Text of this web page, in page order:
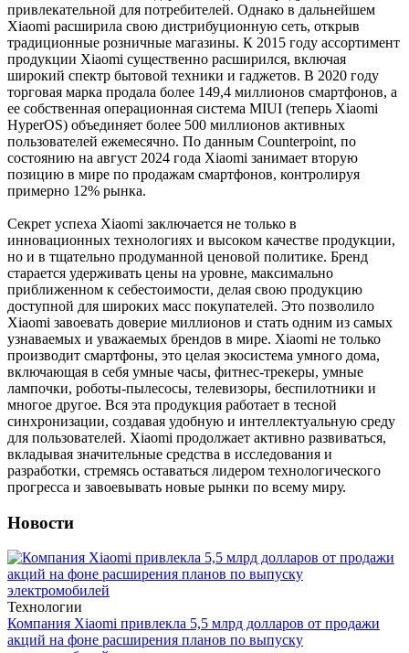
привлекательной для потребителей. Однако в дальнейшем
Xiaomi расширила свою дистрибуционную сеть, открыв
традиционные розничные магазины. К 2015 году ассортимент
продукции Xiaomi существенно расширился, включая
широкий спектр бытовой техники и гаджетов. В 2020 году
торговая марка продала более 149,4 миллионов смартфонов, а
ее собственная операционная система MIUI (теперь Xiaomi
HyperOS) объединяет более 500 миллионов активных
пользователей ежемесячно. По данным Counterpoint, по
состоянию на август 2024 года Xiaomi занимает вторую
позицию в мире по продажам смартфонов, контролируя
примерно 12% рынка.
Секрет успеха Xiaomi заключается не только в
инновационных технологиях и высоком качестве продукции,
но и в тщательно продуманной ценовой политике. Бренд
старается удерживать цены на уровне, максимально
приближенном к себестоимости, делая свою продукцию
доступной для широких масс покупателей. Это позволило
Xiaomi завоевать доверие миллионов и стать одним из самых
узнаваемых и уважаемых брендов в мире. Xiaomi не только
производит смартфоны, это целая экосистема умного дома,
включающая в себя умные часы, фитнес-трекеры, умные
лампочки, роботы-пылесосы, телевизоры, беспилотники и
многое другое. Вся эта продукция работает в тесной
синхронизации, создавая удобную и интеллектуальную среду
для пользователей. Xiaomi продолжает активно развиваться,
вкладывая значительные средства в исследования и
разработки, стремясь оставаться лидером технологического
прогресса и завоевывать новые рынки по всему миру.
Новости
Технологии
Компания Xiaomi привлекла 5,5 млрд долларов от продажи
акций на фоне расширения планов по выпуску